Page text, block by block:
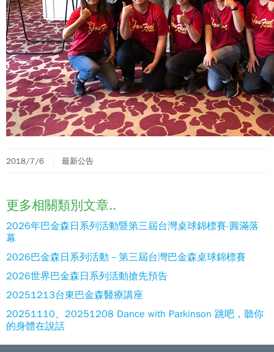
2018/7/6 最新公告
更多相關類別文章..
2026年巴金森日系列活動暨第三屆台灣桌球錦標賽-圓滿落
幕
2026巴金森日系列活動－第三屆台灣巴金森桌球錦標賽
2026世界巴金森日系列活動搶先預告
20251213台東巴金森醫療講座
20251110、20251208 Dance with Parkinson 跳吧，聽你
的身體在說話